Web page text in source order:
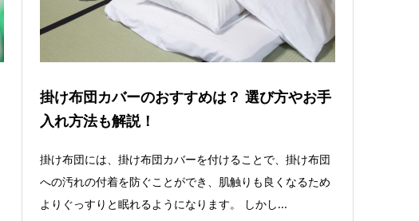
掛け布団カバーのおすすめは？ 選び方やお手
入れ方法も解説！
掛け布団には、掛け布団カバーを付けることで、掛け布団
への汚れの付着を防ぐことができ、肌触りも良くなるため
よりぐっすりと眠れるようになります。 しかし...